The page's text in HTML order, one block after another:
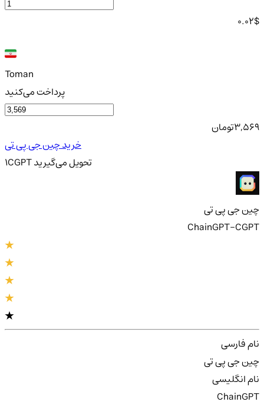
0.02$
Toman
پرداخت می‌کنید
3,569تومان
خرید چین جی پی تی
1CGPT تحویلمی‌گیرید
چین جی پی تی
ChainGPT-CGPT
نام فارسی
چین جی پی تی
نام انگلیسی
ChainGPT